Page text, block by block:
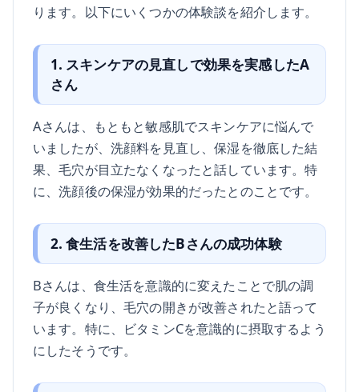
ります。以下にいくつかの体験談を紹介します。
1. スキンケアの見直しで効果を実感したA
さん
Aさんは、もともと敏感肌でスキンケアに悩んで
いましたが、洗顔料を見直し、保湿を徹底した結
果、毛穴が目立たなくなったと話しています。特
に、洗顔後の保湿が効果的だったとのことです。
2. 食生活を改善したBさんの成功体験
Bさんは、食生活を意識的に変えたことで肌の調
子が良くなり、毛穴の開きが改善されたと語って
います。特に、ビタミンCを意識的に摂取するよう
にしたそうです。